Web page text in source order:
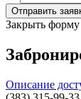
Закрыть форму
Описание